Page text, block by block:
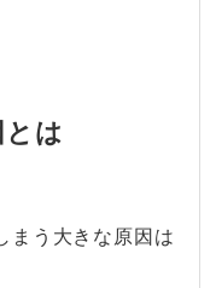
とは
まう大きな原因は